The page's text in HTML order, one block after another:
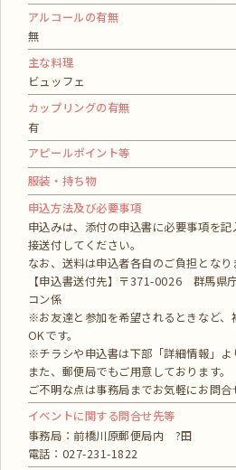
アルコールの有無
無
主な料理
ビュッフェ
カップリングの有無
有
アピールポイント等
服装・持ち物
申込方法及び必要事項
申込みは、添付の申込書に必要事項を
接送付してください。
なお、送料は申込者各自のご負担となり
【申込書送付先】〒371-0026 群馬県
コン係
※お友達と参加を希望されるときなど、
OKです。
※チラシや申込書は下部「詳細情報」よ
また、郵便局でもご用意しております。
ご不明な点は事務局までお気軽にお問合
イベントに関する問合せ先等
事務局：前橋川原郵便局内 ?田
電話：027-231-1822